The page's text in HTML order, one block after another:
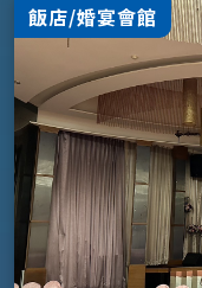
飯店/婚宴會館